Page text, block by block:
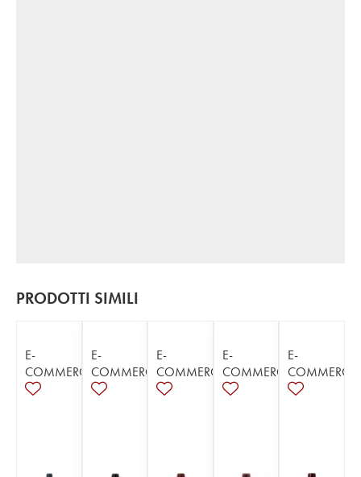
PRODOTTI SIMILI
E-
COMMERCE
E-
COMMERCE
E-
COMMERCE
E-
COMMERCE
E-
COMMERCE